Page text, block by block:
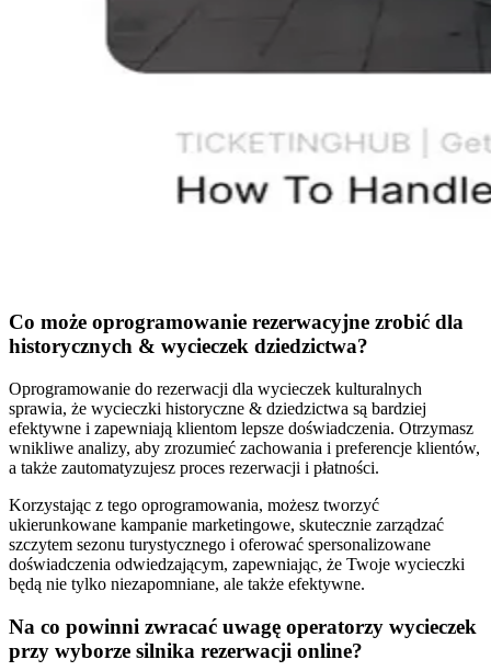
Co może oprogramowanie rezerwacyjne zrobić dla
historycznych & wycieczek dziedzictwa?
Oprogramowanie do rezerwacji dla wycieczek kulturalnych
sprawia, że wycieczki historyczne & dziedzictwa są bardziej
efektywne i zapewniają klientom lepsze doświadczenia. Otrzymasz
wnikliwe analizy, aby zrozumieć zachowania i preferencje klientów,
a także zautomatyzujesz proces rezerwacji i płatności.
Korzystając z tego oprogramowania, możesz tworzyć
ukierunkowane kampanie marketingowe, skutecznie zarządzać
szczytem sezonu turystycznego i oferować spersonalizowane
doświadczenia odwiedzającym, zapewniając, że Twoje wycieczki
będą nie tylko niezapomniane, ale także efektywne.
Na co powinni zwracać uwagę operatorzy wycieczek
przy wyborze silnika rezerwacji online?